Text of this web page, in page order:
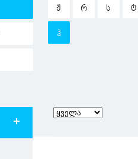
Ჟ Რ Ს Ტ
Ჰ